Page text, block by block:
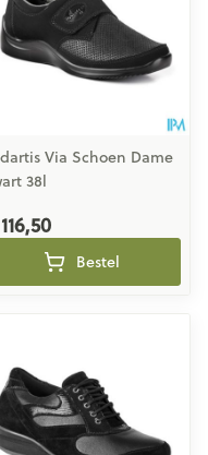
Via Schoen Dame
38l
Bestel